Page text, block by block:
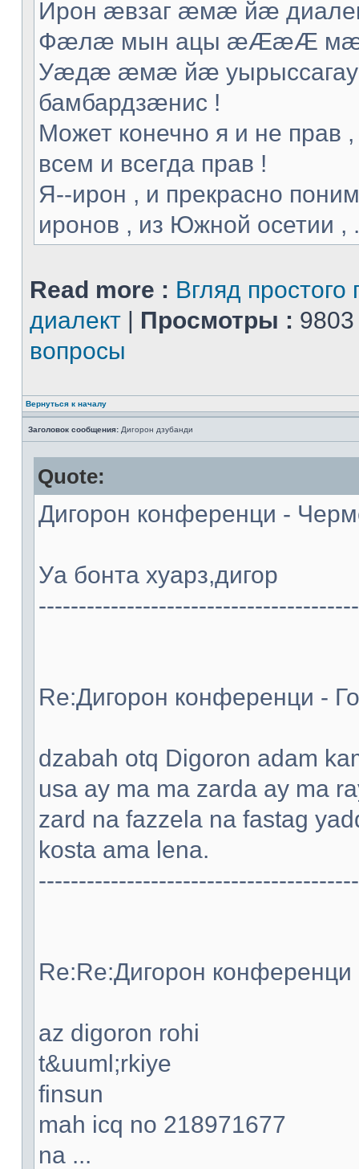
Ирон æвзаг æмæ йæ
Фæлæ мын ацы æÆæÆ мæ
Уæдæ æмæ йæ
бамбардзæнис !
Может конечно я и не прав
всем и всегда прав !
Я--ирон , и прекрасно
иронов , из Южной осетии ,
Read more : Вгляд простого
диалект | Просмотры :
вопросы
Вернуться к началу
Заголовок сообщения: Дигорон дзубанди
Quote:
Дигорон конференци -
Уа бонта хуарз,дигор
Re:Дигорон конференци -
dzabah otq Digoron adam
usa ay ma ma zarda ay ma
zard na fazzela na fastag
kosta ama lena.
Re:Re:Дигорон
az digoron rohi
t&uuml;rkiye
finsun
mah icq no 218971677
na ...